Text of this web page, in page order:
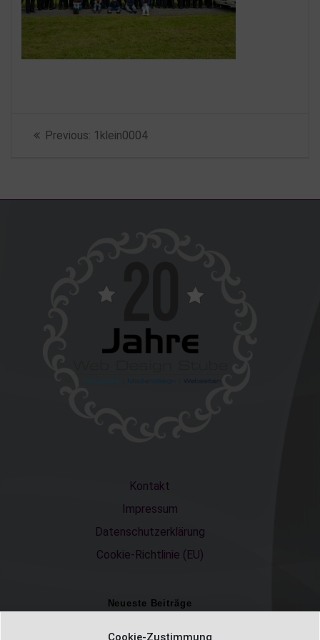
Cookie-Zustimmung
Beitragsnavigation
Previous: Previous
1klein0004
Kontakt
Impressum
Datenschutzerklärung
Cookie-Richtlinie (EU)
Neueste Beiträge
Einschulungsfotos 2026 – ein unvergesslicher Moment